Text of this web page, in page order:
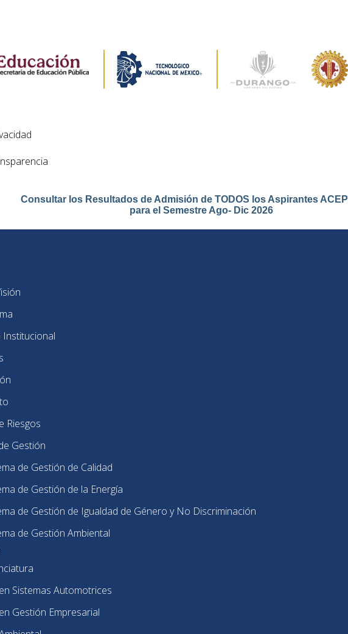
Consultar los Resultados de Admisión de TODOS los Aspirantes
para el Semestre Ago- Dic 2026
Riesgos
Gestión
de Gestión de Calidad
de Gestión de la Energía
de Gestión de Igualdad de Género y No Discriminación
de Gestión Ambiental
Sistemas Automotrices
Gestión Empresarial